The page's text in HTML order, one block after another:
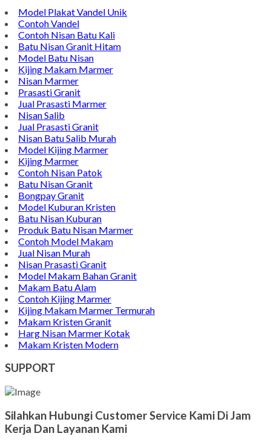
Whatsapp : 0856-4676-0871
Model Plakat Vandel Unik
Contoh Vandel
Contoh Nisan Batu Kali
Batu Nisan Granit Hitam
Model Batu Nisan
Kijing Makam Marmer
Nisan Marmer
Prasasti Granit
Jual Prasasti Marmer
Nisan Salib
Jual Prasasti Granit
Nisan Batu Salib Murah
Model Kijing Marmer
Kijing Marmer
Contoh Nisan Patok
Batu Nisan Granit
Bongpay Granit
Model Kuburan Kristen
Batu Nisan Kuburan
Produk Batu Nisan Marmer
Contoh Model Makam
Jual Nisan Murah
Nisan Prasasti Granit
Model Makam Bahan Granit
Makam Batu Alam
Contoh Kijing Marmer
Kijing Makam Marmer Termurah
Makam Kristen Granit
Harg Nisan Marmer Kotak
Makam Kristen Modern
SUPPORT
Silahkan Hubungi Customer Service Kami Di Jam